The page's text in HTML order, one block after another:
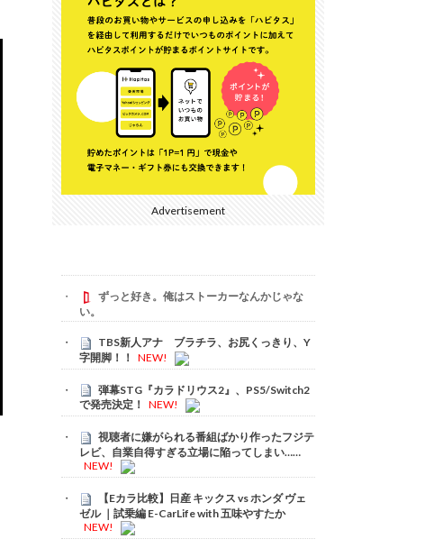
Advertisement
ずっと好き。俺はストーカーなんかじゃな
い。
TBS新人アナ ブラチラ、お尻くっきり、Y
字開脚！！
NEW!
弾幕STG『カラドリウス2』、PS5/Switch2
で発売決定！
NEW!
視聴者に嫌がられる番組ばかり作ったフジテ
レビ、自業自得すぎる立場に陥ってしまい……
NEW!
【Eカラ比較】日産 キックス vs ホンダ ヴェ
ゼル ｜試乗編 E-CarLife with 五味やすたか
NEW!